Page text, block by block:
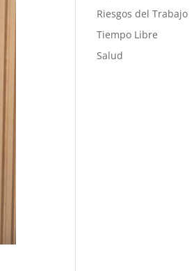
Riesgos del Trabajo
Tiempo Libre
Salud